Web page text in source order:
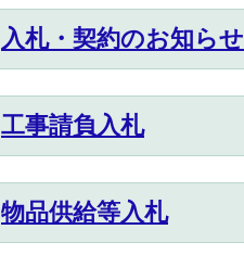
入札・契約のお知らせ
工事請負入札
物品供給等入札